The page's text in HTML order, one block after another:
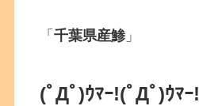
「千葉県産鯵 」
(ﾟДﾟ)ｳﾏｰ!(ﾟДﾟ)ｳﾏｰ!